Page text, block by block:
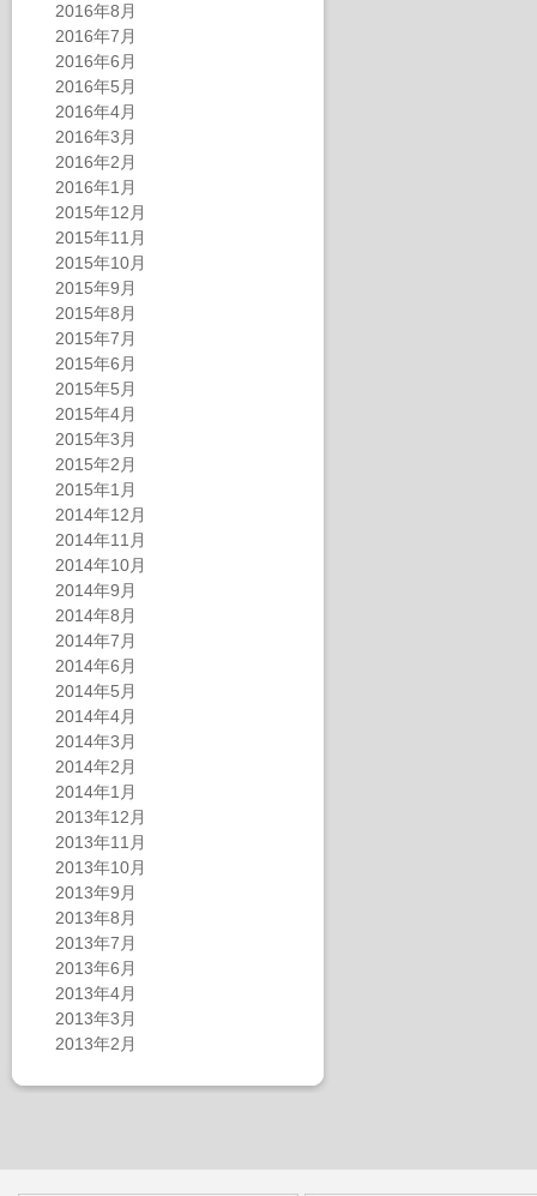
2016年8月
2016年7月
2016年6月
2016年5月
2016年4月
2016年3月
2016年2月
2016年1月
2015年12月
2015年11月
2015年10月
2015年9月
2015年8月
2015年7月
2015年6月
2015年5月
2015年4月
2015年3月
2015年2月
2015年1月
2014年12月
2014年11月
2014年10月
2014年9月
2014年8月
2014年7月
2014年6月
2014年5月
2014年4月
2014年3月
2014年2月
2014年1月
2013年12月
2013年11月
2013年10月
2013年9月
2013年8月
2013年7月
2013年6月
2013年4月
2013年3月
2013年2月